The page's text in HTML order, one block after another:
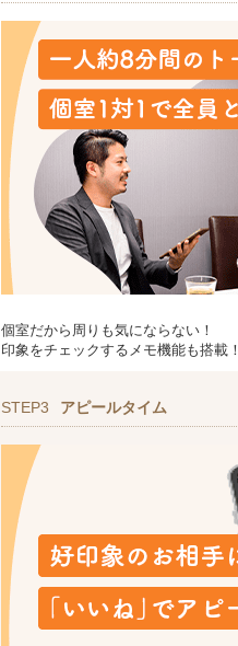
個室だから周りも気にならない！
印象をチェックするメモ機能も搭載！
STEP3 アピールタイム